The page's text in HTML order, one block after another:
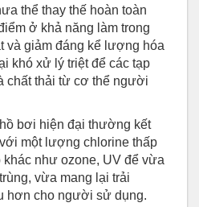
thể thay thế hoàn toàn
ở khả năng làm trong
và giảm đáng kể lượng hóa
khó xử lý triệt để các tạp
chất thải từ cơ thể người
bơi hiện đại thường kết
một lượng chlorine thấp
như ozone, UV để vừa
vừa mang lại trải
hơn cho người sử dụng.